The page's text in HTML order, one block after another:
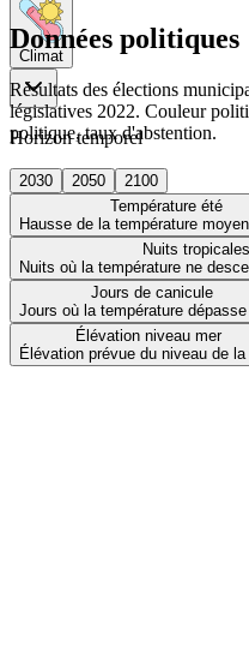
Climat
Horizon temporel
2030 2050
2100
Température été
Hausse de la température
Nuits tropicales
Nuits où la température ne
Jours de canicule
Jours où la température dépasse
Élévation niveau mer
Élévation prévue du niveau de la
Données politiques
Résultats des élections
législatives 2022. Couleur
politique, taux d'abstention.